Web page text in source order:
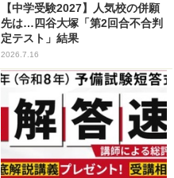
【中学受験2027】人気校の併願
先は…四谷大塚「第2回合不合判
定テスト」結果
2026.7.16